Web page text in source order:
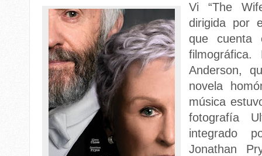
Vi “The
dirigida por
que cuenta
Anderson,
novela
música
fotografía
integrado
Jonathan